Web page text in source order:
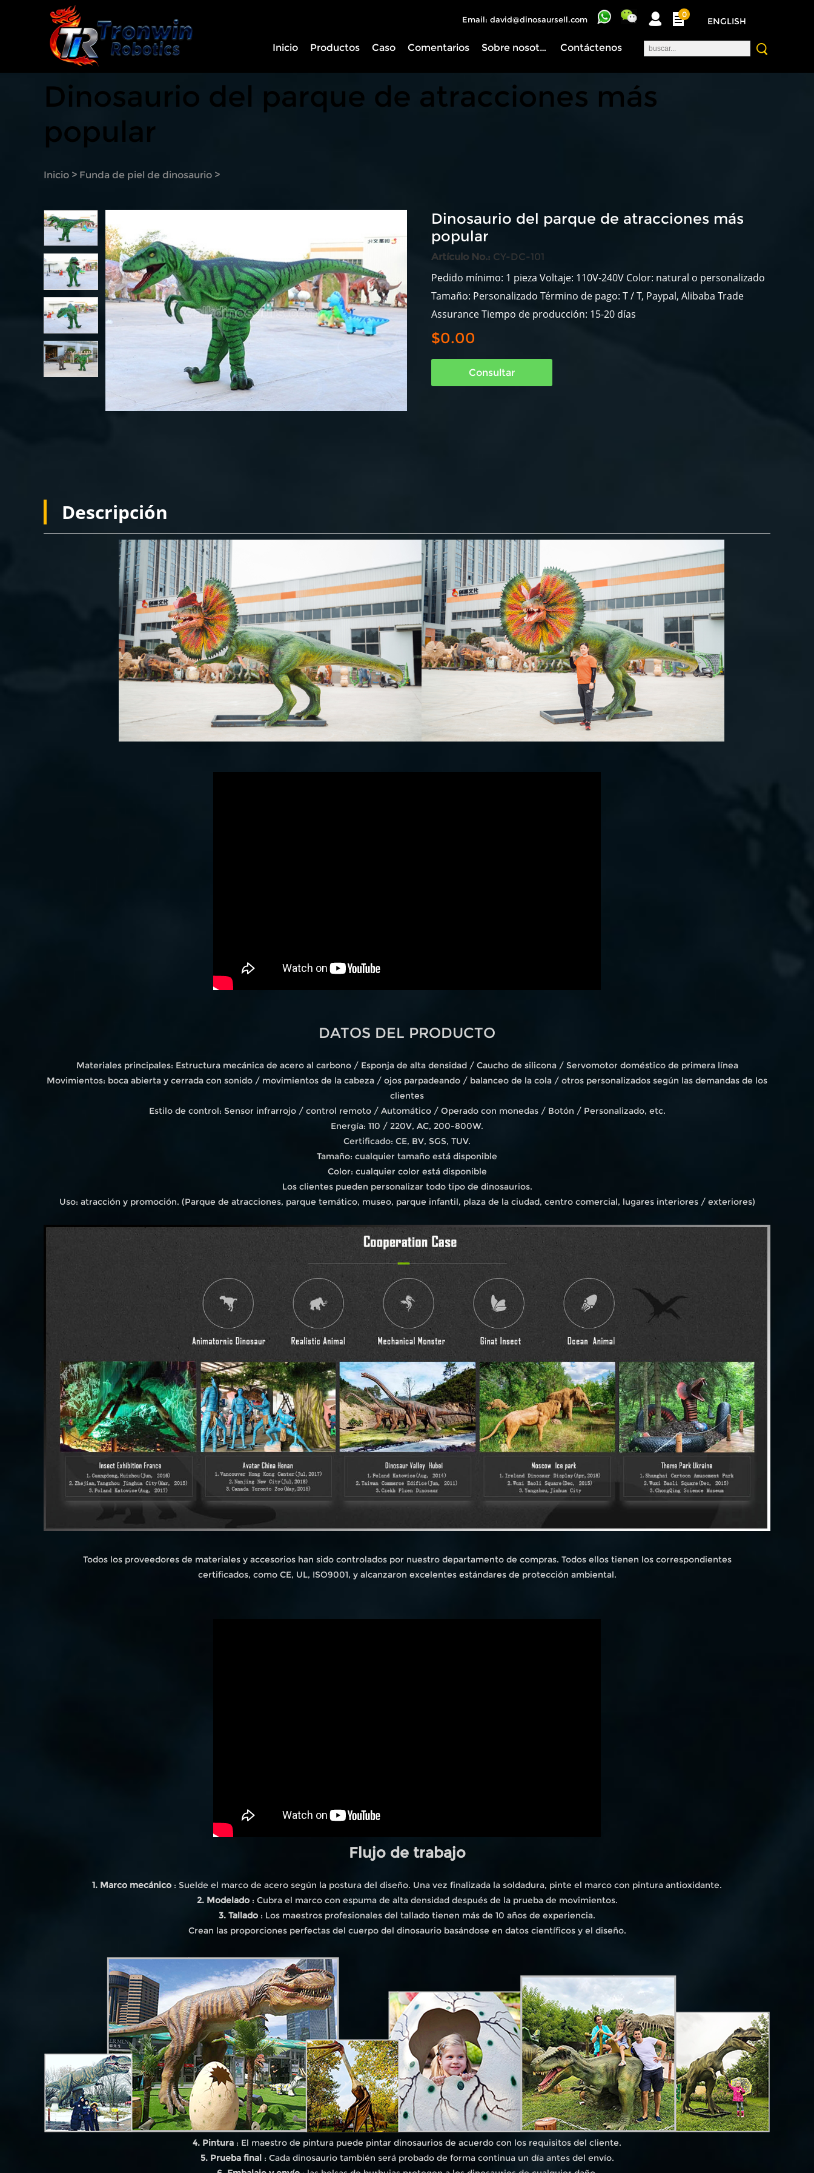
Email: david@dinosaursell.com
0
ENGLISH
Inicio Productos Caso Comentarios Sobre nosotros Contáctenos
Dinosaurio del parque de atracciones más
popular
Inicio > Funda de piel de dinosaurio >
Dinosaurio del parque de atracciones más
popular
Artículo No.: CY-DC-101
Pedido mínimo: 1 pieza Voltaje: 110V-240V Color: natural o personalizado
Tamaño: Personalizado Término de pago: T / T, Paypal, Alibaba Trade
Assurance Tiempo de producción: 15-20 días
$0.00
Consultar
Descripción
DATOS DEL PRODUCTO
Materiales principales: Estructura mecánica de acero al carbono / Esponja de alta densidad / Caucho de silicona / Servomotor doméstico de primera línea
Movimientos: boca abierta y cerrada con sonido / movimientos de la cabeza / ojos parpadeando / balanceo de la cola / otros personalizados según las demandas de los
clientes
Estilo de control: Sensor infrarrojo / control remoto / Automático / Operado con monedas / Botón / Personalizado, etc.
Energía: 110 / 220V, AC, 200-800W.
Certificado: CE, BV, SGS, TUV.
Tamaño: cualquier tamaño está disponible
Color: cualquier color está disponible
Los clientes pueden personalizar todo tipo de dinosaurios.
Uso: atracción y promoción. (Parque de atracciones, parque temático, museo, parque infantil, plaza de la ciudad, centro comercial, lugares interiores / exteriores)
Todos los proveedores de materiales y accesorios han sido controlados por nuestro departamento de compras. Todos ellos tienen los correspondientes
certificados, como CE, UL, ISO9001, y alcanzaron excelentes estándares de protección ambiental.
Flujo de trabajo
1. Marco mecánico : Suelde el marco de acero según la postura del diseño. Una vez finalizada la soldadura, pinte el marco con pintura antioxidante.
2. Modelado: Cubra el marco con espuma de alta densidad después de la prueba de movimientos.
3. Tallado : Los maestros profesionales del tallado tienen más de 10 años de experiencia.
Crean las proporciones perfectas del cuerpo del dinosaurio basándose en datos científicos y el diseño.
4. Pintura : El maestro de pintura puede pintar dinosaurios de acuerdo con los requisitos del cliente.
5. Prueba final: Cada dinosaurio también será probado de forma continua un día antes del envío.